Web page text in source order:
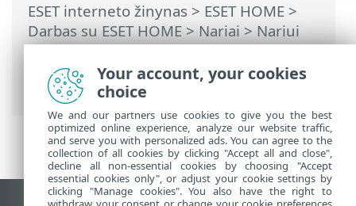
ESET interneto žinynas > ESET HOME >
Darbas su ESET HOME>Nariai>Nariui
priskirtos ESET funkcijos>Anti-Theft>
DUK apie „Anti-Theft“> Nėra duomenų
apie vietą
Your account, your cookies
choice
We and our partners use cookies to give you the best
optimized online experience, analyze our website traffic,
and serve you with personalized ads. You can agree to the
collection of all cookies by clicking "Accept all and close",
decline all non-essential cookies by choosing "Accept
essential cookies only", or adjust your cookie settings by
clicking "Manage cookies". You also have the right to